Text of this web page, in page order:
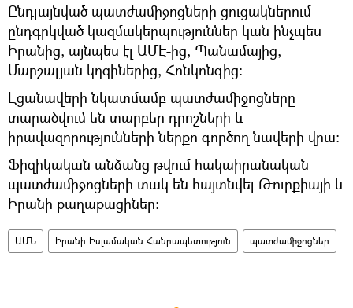
Ընդլայնված պատժամիջոցների ցուցակներում
ընդգրկված կազմակերպություններ կան ինչպես
Իրանից, այնպես էլ ԱՄԷ-ից, Պանամայից,
Մարշալյան կղզիներից, Հոնկոնգից։
Լցանավերի նկատմամբ պատժամիջոցները
տարածվում են տարբեր դրոշների և
իրավազորությունների ներքո գործող նավերի վրա:
Ֆիզիկական անձանց թվում հակաիրանական
պատժամիջոցների տակ են հայտնվել Թուրքիայի և
Իրանի քաղաքացիներ։
ԱՄՆ Իրանի Իսլամական Հանրապետություն պատժամիջոցներ